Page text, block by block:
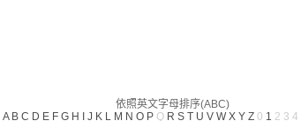
依照英文字母排序(ABC)
A B C D E F G H J K L M N O P Q R S T U V W X Y Z 0 1 2 3 4